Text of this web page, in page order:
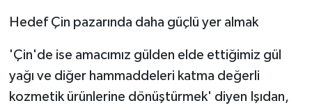
Hedef Çin pazarında daha güçlü yer almak
'Çin'de ise amacımız gülden elde ettiğimiz gül
yağı ve diğer hammaddeleri katma değerli
kozmetik ürünlerine dönüştürmek' diyen Işıdan,